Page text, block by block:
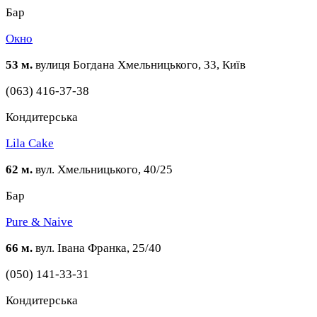
Бар
Окно
53 м. вулиця Богдана Хмельницького, 33, Київ
(063) 416-37-38
Кондитерська
Lila Cake
62 м. вул. Хмельницького, 40/25
Бар
Pure & Naive
66 м. вул. Івана Франка, 25/40
(050) 141-33-31
Кондитерська